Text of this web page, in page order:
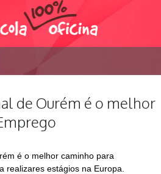
de Ourém é o melhor
é o melhor caminho para
realizares estágios na Europa.